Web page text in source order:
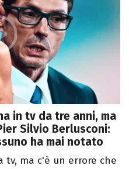
in tv da tre anni, ma
Silvio Berlusconi:
ha mai notato
tv, ma c'è un errore che